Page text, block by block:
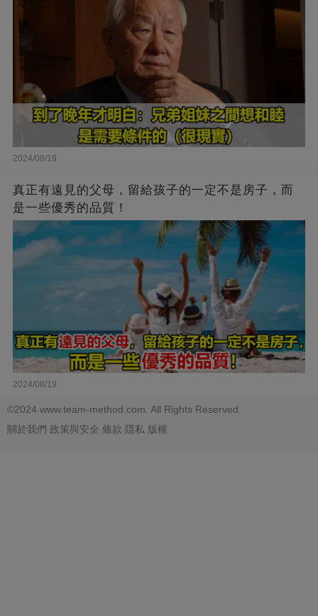
2024/08/19
真正有遠見的父母，留給孩子的一定不是房子，而
是一些優秀的品質！
2024/08/19
©2024 www.team-method.com. All Rights Reserved.
關於我們 政策與安全 條款 隱私 版權